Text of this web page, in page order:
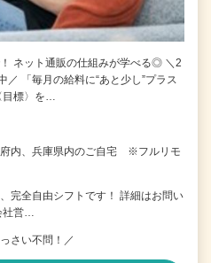
ネット通販の仕組みが学べる◎ ＼2
／ 「毎月の給料に“あと少し”プラス
目標〉を…
府内、兵庫県内のご自宅 ※フルリモ
完全自由シフトです！ 詳細はお問い
社営…
さい不問！／